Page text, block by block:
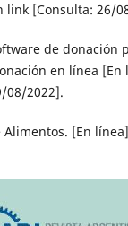
link [Consulta: 26/
de donación
en línea
08/2022].
Alimentos. [En